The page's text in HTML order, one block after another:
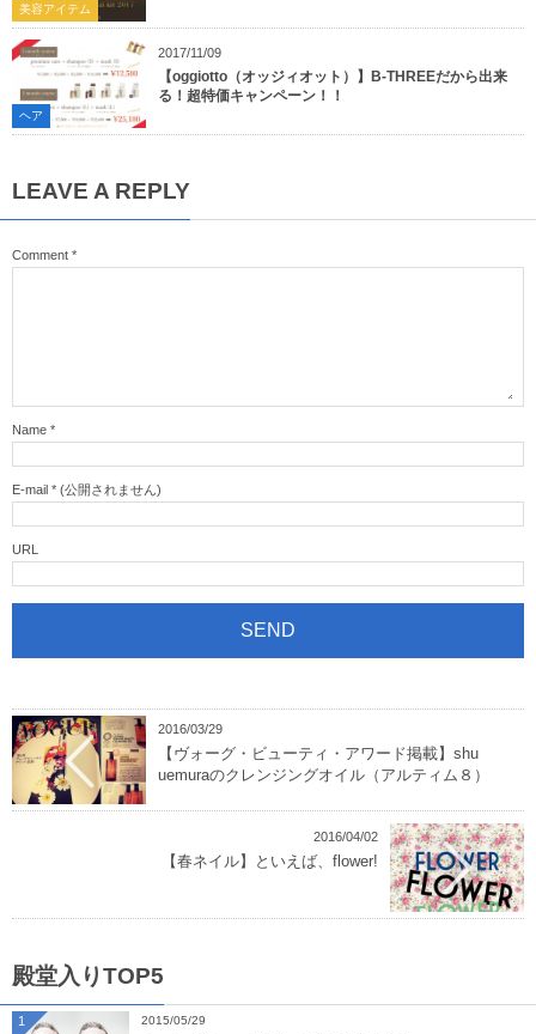
美容アイテム
2017/11/09
ヘア
【oggiotto（オッジィオット）】B-THREEだから出来
る！超特価キャンペーン！！
LEAVE A REPLY
Comment *
Name *
E-mail * (公開されません)
URL
2016/03/29
【ヴォーグ・ビューティ・アワード掲載】shu
uemuraのクレンジングオイル（アルティム８）
2016/04/02
【春ネイル】といえば、flower!
殿堂入りTOP5
2015/05/29
1